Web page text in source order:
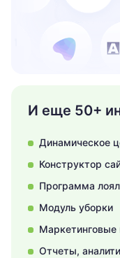
И еще 50+
Динамическое
Отчеты,
Конструктор
Программа
Модуль уборки
Маркетинговые